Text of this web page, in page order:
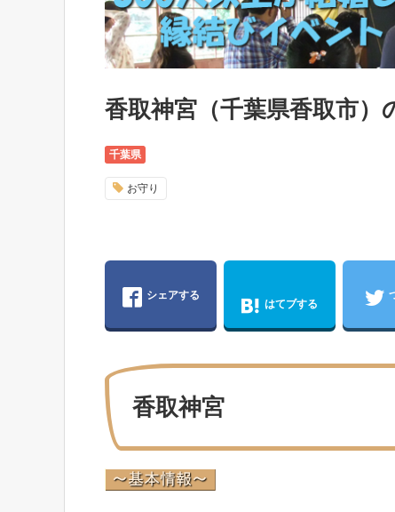
香取神宮（千葉県香取市）
千葉県
お守り
シェアする
はてブする
香取神宮